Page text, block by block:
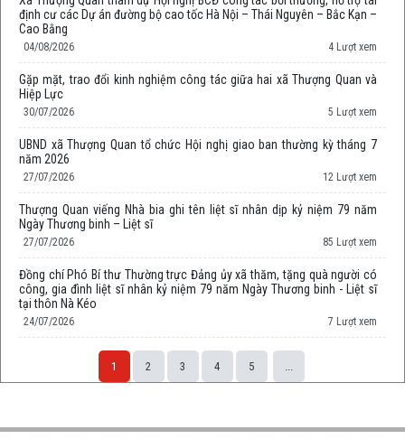
định cư các Dự án đường bộ cao tốc Hà Nội – Thái Nguyên – Bắc Kạn –
Cao Bằng
04/08/2026 4 Lượt xem
Gặp mặt, trao đổi kinh nghiệm công tác giữa hai xã Thượng Quan và
Hiệp Lực
30/07/2026 5 Lượt xem
UBND xã Thượng Quan tổ chức Hội nghị giao ban thường kỳ tháng 7
năm 2026
27/07/2026 12 Lượt xem
Thượng Quan viếng Nhà bia ghi tên liệt sĩ nhân dịp kỷ niệm 79 năm
Ngày Thương binh – Liệt sĩ
27/07/2026 85 Lượt xem
Đồng chí Phó Bí thư Thường trực Đảng ủy xã thăm, tặng quà người có
công, gia đình liệt sĩ nhân kỷ niệm 79 năm Ngày Thương binh - Liệt sĩ
tại thôn Nà Kéo
24/07/2026 7 Lượt xem
1 2 3 4 5 ...